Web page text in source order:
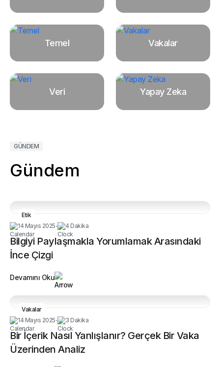
Temel Vakalar
Veri Yapay Zeka
GÜNDEM
Gündem
Etik
14 Mayıs 2025 • 4 Dakika
Bilgiyi Paylaşmakla Yorumlamak Arasındaki
İnce Çizgi
Devamını Oku
Vakalar
14 Mayıs 2025 • 3 Dakika
Bir İçerik Nasıl Yanlışlanır? Gerçek Bir Vaka
Üzerinden Analiz